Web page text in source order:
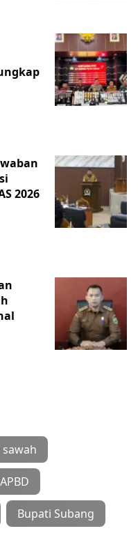
2026
APBD
Bupati Subang